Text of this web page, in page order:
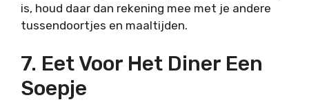
is, houd daar dan rekening mee met je andere
tussendoortjes en maaltijden.
7. Eet Voor Het Diner Een
Soepje